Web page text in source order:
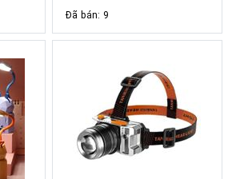
Đã bán: 9